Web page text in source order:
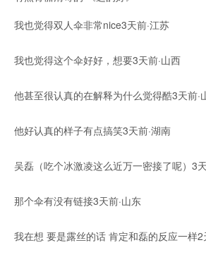
我也觉得双人伞非常nice3天前·江苏
我也觉得这个伞好好，想要3天前·山西
他甚至很认真的在解释为什么觉得酷3天前·
他好认真的样子有点搞笑3天前·湖南
吴磊（吃个冰激凌这么近万一密接了呢）3
那个伞有没有链接3天前·山东
我在想 要是露丝的话 肯定和磊的反应一样2